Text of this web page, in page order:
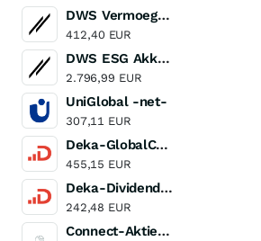
DWS Vermoegensbildungsfonds I LD
412,40EUR
DWS ESG Akkumula LC
2.796,99 EUR
UniGlobal -net-
307,11 EUR
Deka-GlobalChampions CF
455,15 EUR
Deka-DividendenStrategie CF (A)
242,48 EUR
Connect-Aktien Komfort